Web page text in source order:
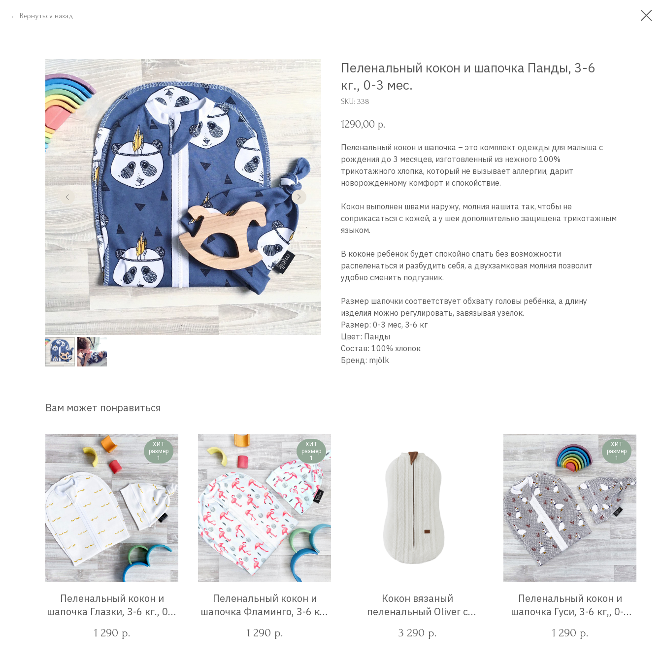
Вернуться назад
Пеленальный кокон и шапочка Панды, 3-6
кг., 0-3 мес.
SKU: 338
1290,00 р.
Пеленальный кокон и шапочка – это комплект одежды для малыша с
рождения до 3 месяцев, изготовленный из нежного 100%
трикотажного хлопка, который не вызывает аллергии, дарит
новорожденному комфорт и спокойствие.
Кокон выполнен швами наружу, молния нашита так, чтобы не
соприкасаться с кожей, а у шеи дополнительно защищена трикотажным
языком.
В коконе ребёнок будет спокойно спать без возможности
распеленаться и разбудить себя, а двухзамковая молния позволит
удобно сменить подгузник.
Размер шапочки соответствует обхвату головы ребёнка, а длину
изделия можно регулировать, завязывая узелок.
Размер: 0-3 мес, 3-6 кг
Цвет: Панды
Состав: 100% хлопок
Бренд: mjölk
Вам может понравиться
ХИТ
размер
1
Пеленальный кокон и
шапочка Глазки, 3-6 кг., 0-3
1 290 р.
ХИТ
размер
1
Пеленальный кокон и
шапочка Фламинго, 3-6 кг.,
1 290 р.
Кокон вязаный
пеленальный Oliver с
3 290 р.
ХИТ
размер
1
Пеленальный кокон и
шапочка Гуси, 3-6 кг,, 0-3
1 290 р.